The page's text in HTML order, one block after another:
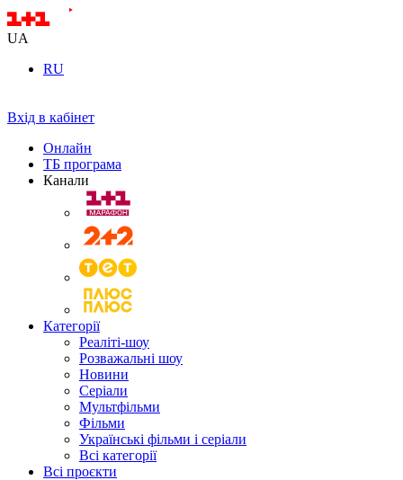
UA
RU
Вхід в кабінет
Онлайн
ТБ програма
Канали
Категорії
Реаліті-шоу
Розважальні шоу
Новини
Серіали
Мультфільми
Фільми
Українські фільми і серіали
Всі категорії
Всі проєкти